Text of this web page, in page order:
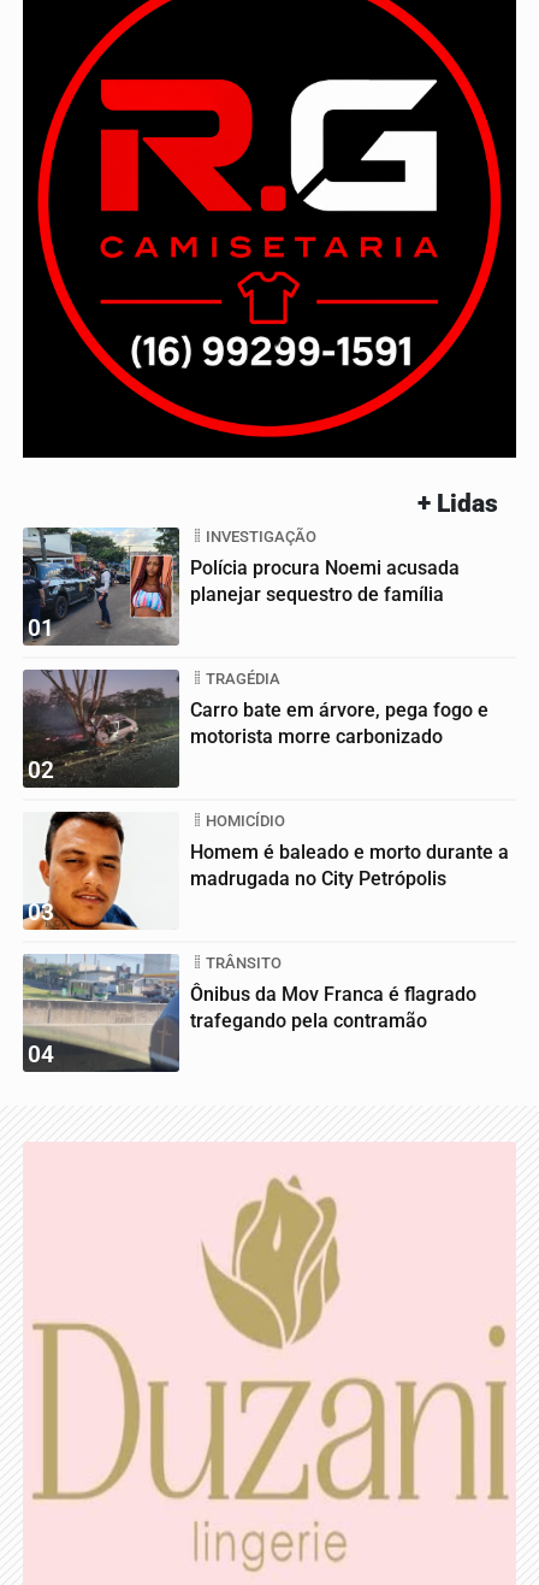
+ Lidas
01
INVESTIGAÇÃO
Polícia procura Noemi acusada
planejar sequestro de família
02
TRAGÉDIA
Carro bate em árvore, pega fogo e
motorista morre carbonizado
03
HOMICÍDIO
Homem é baleado e morto durante a
madrugada no City Petrópolis
04
TRÂNSITO
Ônibus da Mov Franca é flagrado
trafegando pela contramão